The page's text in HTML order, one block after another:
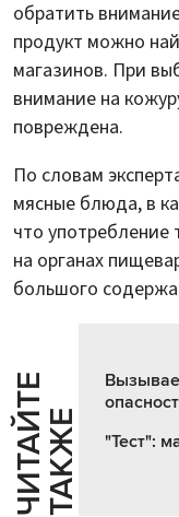
обратить
продукт можно
магазинов. При
внимание на
повреждена.
По словам
мясные блюда, в
что употребление
на органах
большого
Ч
И
Т
АЙ
Т
Е
Т
А
К
ЖЕ
"Тест":